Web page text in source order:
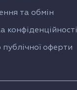
та обмін
конфіденційності
оферти